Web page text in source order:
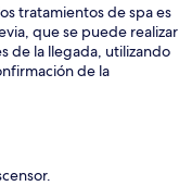
tratamientos de spa es
que se puede realizar
de la llegada, utilizando
de la